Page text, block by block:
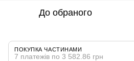
До обраного
ПОКУПКА ЧАСТИНАМИ
7 платежів по 3 582.86 грн